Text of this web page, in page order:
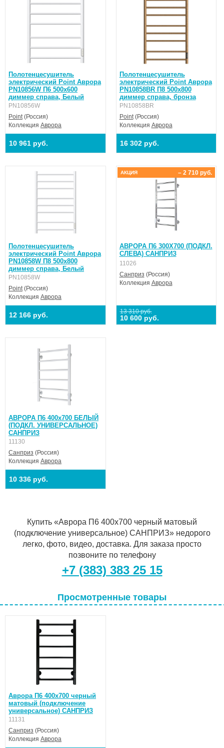
Полотенцесушитель
электрический Point Аврора
PN10856W П6 500x600
диммер справа, Белый
PN10856W
Point(Россия)
Коллекция Аврора
10 961 руб.
Полотенцесушитель
электрический Point Аврора
PN10858BR П8 500x800
диммер справа, бронза
PN10858BR
Point(Россия)
Коллекция Аврора
16 302 руб.
Полотенцесушитель
электрический Point Аврора
PN10858W П8 500x800
диммер справа, Белый
PN10858W
Point(Россия)
Коллекция Аврора
12 166 руб.
АВРОРА П6 300X700 (ПОДКЛ.
СЛЕВА) САНПРИЗ
11026
Санприз (Россия)
Коллекция Аврора
13 310 руб.
10 600 руб.
– 2 710 руб.
АКЦИЯ
АВРОРА П6 400х700 БЕЛЫЙ
(ПОДКЛ. УНИВЕРСАЛЬНОЕ)
САНПРИЗ
11130
Санприз (Россия)
Коллекция Аврора
10 336 руб.
Купить «Аврора П6 400х700 черный матовый
(подключение универсальное) САНПРИЗ» недорого
легко, фото, видео, доставка. Для заказа просто
позвоните по телефону
+7 (383) 383 25 15
Просмотренные товары
Аврора П6 400х700 черный
матовый (подключение
универсальное) САНПРИЗ
11131
Санприз (Россия)
Коллекция Аврора